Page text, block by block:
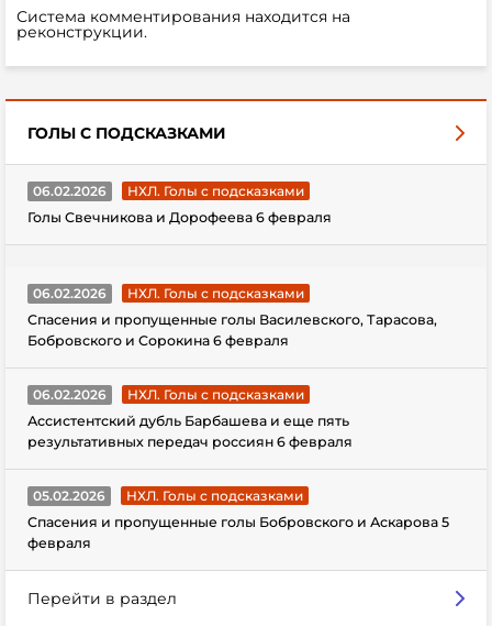
Система комментирования находится на
реконструкции.
ГОЛЫ С ПОДСКАЗКАМИ
06.02.2026
НХЛ. Голы с подсказками
Голы Свечникова и Дорофеева 6 февраля
06.02.2026
НХЛ. Голы с подсказками
Спасения и пропущенные голы Василевского, Тарасова,
Бобровского и Сорокина 6 февраля
06.02.2026
НХЛ. Голы с подсказками
Ассистентский дубль Барбашева и еще пять
результативных передач россиян 6 февраля
05.02.2026
НХЛ. Голы с подсказками
Спасения и пропущенные голы Бобровского и Аскарова 5
февраля
Перейти в раздел